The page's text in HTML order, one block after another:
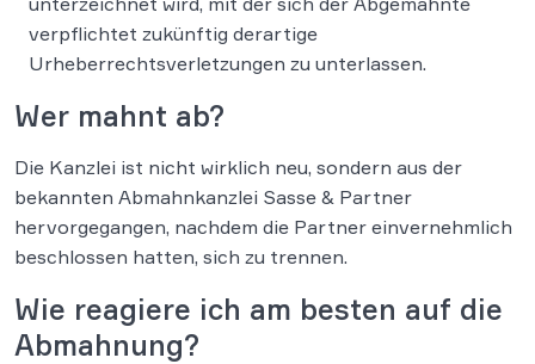
verpflichtet zukünftig derartige
Urheberrechtsverletzungen zu unterlassen.
Wer mahnt ab?
Die Kanzlei ist nicht wirklich neu, sondern aus der
bekannten Abmahnkanzlei Sasse & Partner
hervorgegangen, nachdem die Partner einvernehmlich
beschlossen hatten, sich zu trennen.
Wie reagiere ich am besten auf die
Abmahnung?